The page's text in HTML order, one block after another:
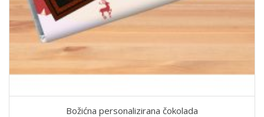
Božićna personalizirana čokolada